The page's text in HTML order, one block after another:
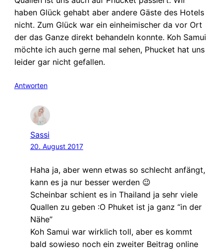
haben Glück gehabt aber andere Gäste des Hotels
nicht. Zum Glück war ein einheimischer da vor Ort
der das Ganze direkt behandeln konnte. Koh Samui
möchte ich auch gerne mal sehen, Phucket hat uns
leider gar nicht gefallen.
Antworten
Sassi
20. August 2017
Haha ja, aber wenn etwas so schlecht anfängt,
kann es ja nur besser werden 😉
Scheinbar schient es in Thailand ja sehr viele
Quallen zu geben :O Phuket ist ja ganz “in der
Nähe”
Koh Samui war wirklich toll, aber es kommt
bald sowieso noch ein zweiter Beitrag online